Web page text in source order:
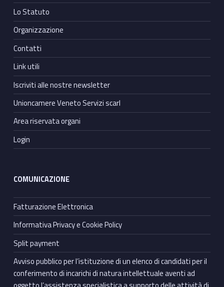
Lo Statuto
Organizzazione
Contatti
Link utili
Iscriviti alle nostre newsletter
Unioncamere Veneto Servizi scarl
Area riservata organi
Login
COMUNICAZIONE
Fatturazione Elettronica
Informativa Privacy e Cookie Policy
Split payment
Avviso pubblico per l’istituzione di un elenco di candidati per il
conferimento di incarichi di natura intellettuale aventi ad